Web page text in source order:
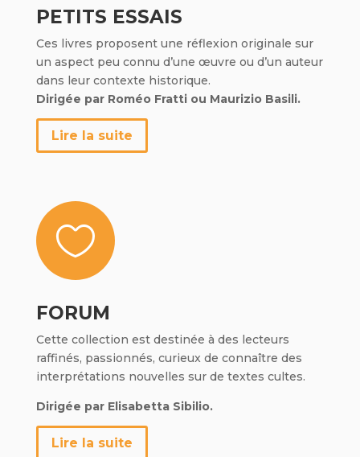
PETITS ESSAIS
Ces livres proposent une réflexion originale sur
un aspect peu connu d’une œuvre ou d’un auteur
dans leur contexte historique.
Dirigée par Roméo Fratti ou Maurizio Basili.
Lire la suite

FORUM
Cette collection est destinée à des lecteurs
raffinés, passionnés, curieux de connaître des
interprétations nouvelles sur de textes cultes.
Dirigée par Elisabetta Sibilio.
Lire la suite